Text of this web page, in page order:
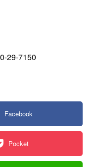
29-7150
Facebook
Pocket